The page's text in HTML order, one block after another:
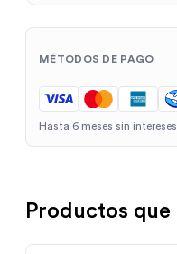
MÉTODOS DE PAGO
Hasta 6 meses sin intereses
Productos